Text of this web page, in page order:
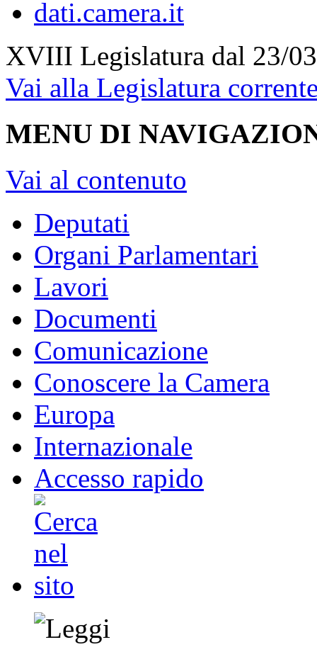
XVIII Legislatura dal 23/
Vai alla Legislatura
MENU DI
Vai al contenuto
Deputati
Organi Parlamentari
Lavori
Documenti
Comunicazione
Conoscere la Camera
Europa
Internazionale
Accesso rapido